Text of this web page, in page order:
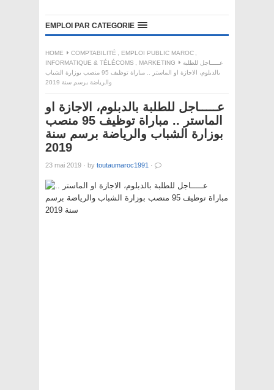
EMPLOI PAR CATEGORIE
HOME COMPTABILITÉ , EMPLOI PUBLIC MAROC ,
INFORMATIQUE & TÉLÉCOMS , MARKETING
عـــــاجل للطلبة
بالدبلوم، الاجازة او الماستر .. مباراة توظيف 95 منصب بوزارة الشباب
والرياضة برسم سنة 2019
عـــــاجل للطلبة بالدبلوم، الاجازة او
الماستر .. مباراة توظيف 95 منصب
بوزارة الشباب والرياضة برسم سنة
2019
23 mai 2019 · by toutaumaroc1991 ·